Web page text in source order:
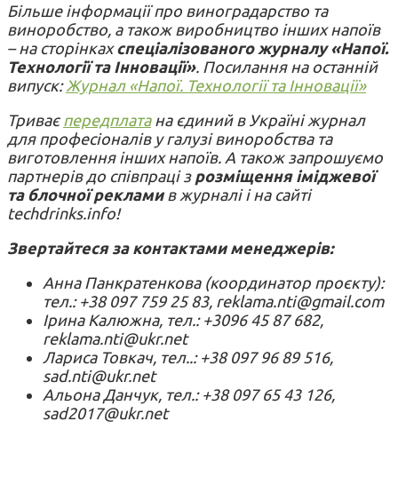
Більше інформації про виноградарство та
виноробство, а також виробництво інших напоїв
– на сторінкахспеціалізованого журналу «Напої.
Технології та Інновації». Посилання на останній
випуск: Журнал «Напої. Технології та Інновації»
Триває передплатана єдиний в Україні журнал
для професіоналів у галузі виноробства та
виготовлення інших напоїв. А також запрошуємо
партнерів до співпраці зрозміщення іміджевої
та блочної рекламив журналі і на сайті
techdrinks.info!
Звертайтеся за контактами менеджерів:
Анна Панкратенкова (координатор проєкту):
тел.: +38 097 759 25 83, reklama.nti@gmail.com
Ірина Калюжна, тел.: +3096 45 87 682,
reklama.nti@ukr.net
Лариса Товкач, тел..: +38 097 96 89 516,
sad.nti@ukr.net
Альона Данчук, тел.: +38 097 65 43 126,
sad2017@ukr.net